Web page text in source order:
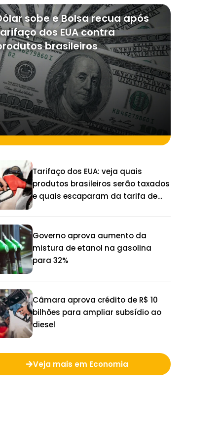
sobe e Bolsa recua após
dos EUA contra
brasileiros
Tarifaço dos EUA: veja quais
produtos brasileiros serão taxados
e quais escaparam da tarifa de
Governo aprova aumento da
mistura de etanol na gasolina
para 32%
Câmara aprova crédito de R$ 10
bilhões para ampliar subsídio ao
diesel
Veja mais em Economia